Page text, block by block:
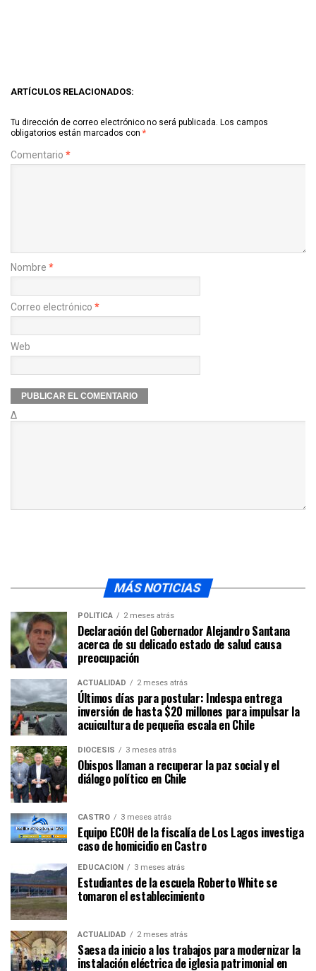
ARTÍCULOS RELACIONADOS:
Tu dirección de correo electrónico no será publicada. Los campos
obligatorios están marcados con *
Comentario *
Nombre *
Correo electrónico *
Web
Δ
MÁS NOTICIAS
POLÍTICA 2 meses atrás
Declaración del Gobernador Alejandro Santana
acerca de su delicado estado de salud causa
preocupación
ACTUALIDAD 2 meses atrás
Últimos días para postular: Indespa entrega
inversión de hasta $20 millones para impulsar la
acuicultura de pequeña escala en Chile
DIÓCESIS 3 meses atrás
Obispos llaman a recuperar la paz social y el
diálogo político en Chile
CASTRO 3 meses atrás
Equipo ECOH de la fiscalía de Los Lagos investiga
caso de homicidio en Castro
EDUCACIÓN 3 meses atrás
Estudiantes de la escuela Roberto White se
tomaron el establecimiento
ACTUALIDAD 2 meses atrás
Saesa da inicio a los trabajos para modernizar la
instalación eléctrica de iglesia patrimonial en